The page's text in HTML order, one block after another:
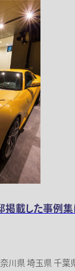
載した事例集
奈川県 埼玉県 千